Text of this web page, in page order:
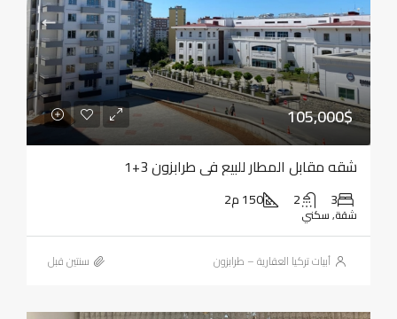
105,000$
شقه مقابل المطار للبيع في طرابزون 3+1
3
2 150 م2
شقة, سكني
أبيات تركيا العقارية – طرابزون ‏سنتين قبل